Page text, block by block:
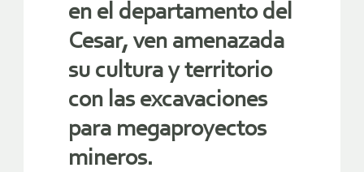
en el departamento del
Cesar, ven amenazada
su cultura y territorio
con las excavaciones
para megaproyectos
mineros.